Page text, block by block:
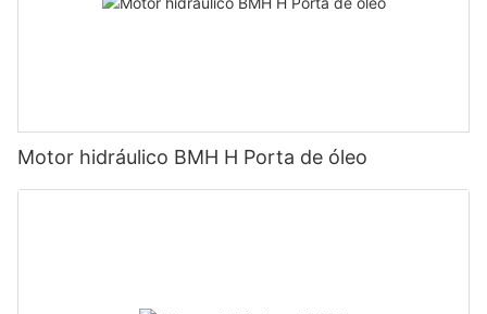
Motor hidráulico BMH H Porta de óleo